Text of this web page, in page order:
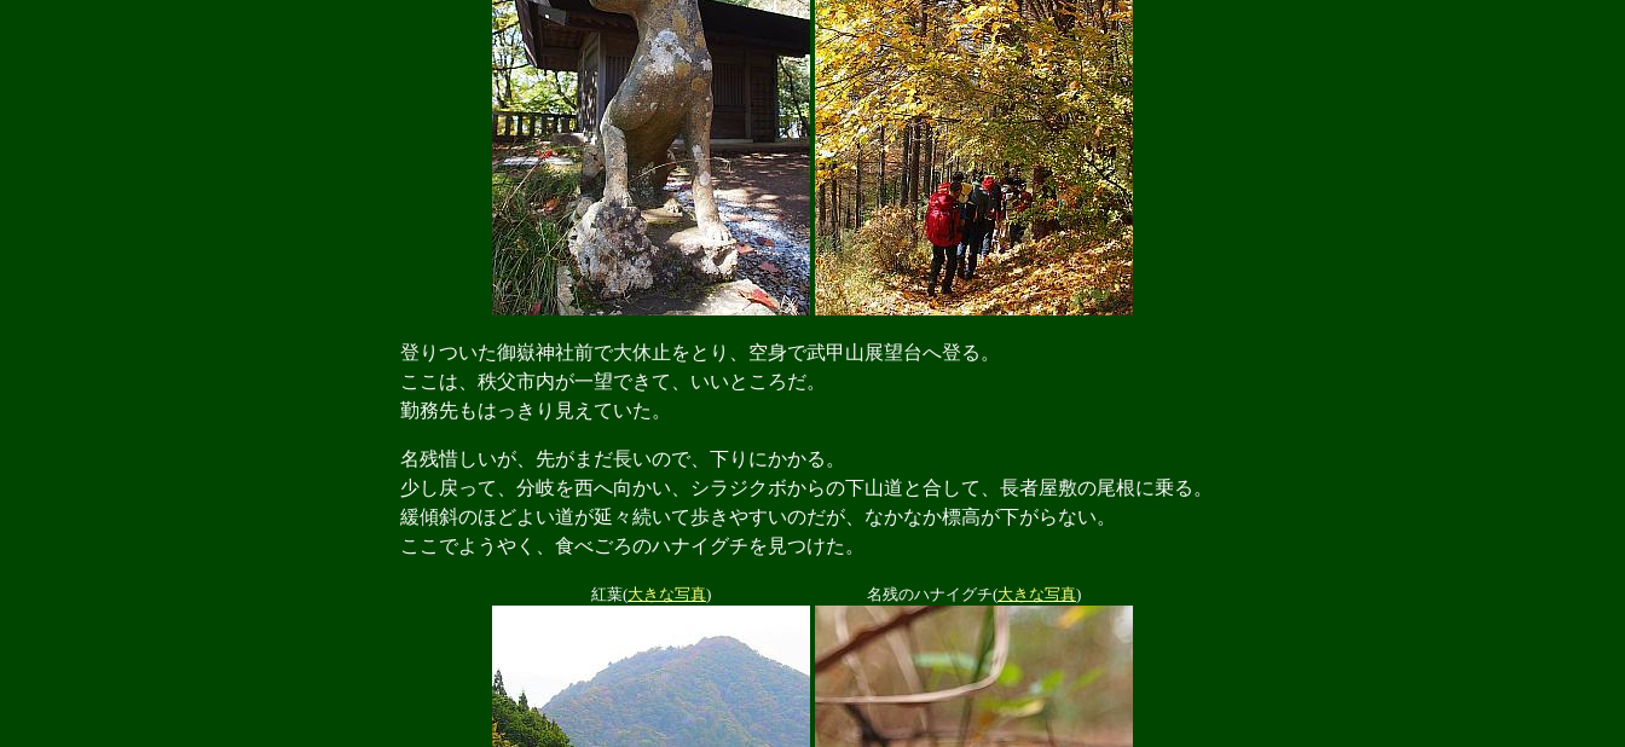
登りついた御嶽神社前で大休止をとり、空身で武甲山展望台へ登る。
ここは、秩父市内が一望できて、いいところだ。
勤務先もはっきり見えていた。
名残惜しいが、先がまだ長いので、下りにかかる。
少し戻って、分岐を西へ向かい、シラジクボからの下山道と合して、長者屋敷の尾根に乗る。
緩傾斜のほどよい道が延々続いて歩きやすいのだが、なかなか標高が下がらない。
ここでようやく、食べごろのハナイグチを見つけた。
紅葉(大きな写真) 名残のハナイグチ(大きな写真)